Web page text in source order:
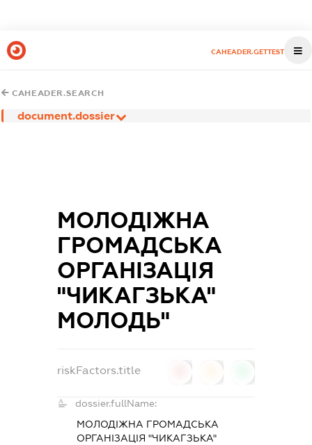
CAHEADER.GETTEST
CAHEADER.SEARCH
document.dossier
МОЛОДІЖНА
ГРОМАДСЬКА
ОРГАНІЗАЦІЯ
"ЧИКАГЗЬКА"
МОЛОДЬ"
riskFactors.title
dossier.fullName:
МОЛОДІЖНА ГРОМАДСЬКА
ОРГАНІЗАЦІЯ "ЧИКАГЗЬКА"